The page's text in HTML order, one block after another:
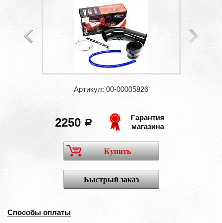
Артикул: 00-00005826
2250 a
Гарантия
магазина
Купить
Быстрый заказ
Способы оплаты